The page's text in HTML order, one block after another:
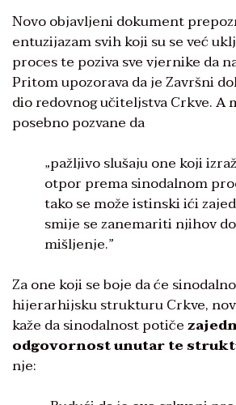
Novo objavljeni dokument
entuzijazam svih koji su se već
proces te poziva sve vjernike da
Pritom upozorava da je Završni
dio redovnog učiteljstva Crkve. A
posebno pozvane da
„pažljivo slušaju one koji
otpor prema sinodalnom
tako se može istinski ići
smije se zanemariti njihov
mišljenje.”
Za one koji se boje da će
hijerarhijsku strukturu Crkve,
kaže da sinodalnost potiče
odgovornost unutar te
nje: